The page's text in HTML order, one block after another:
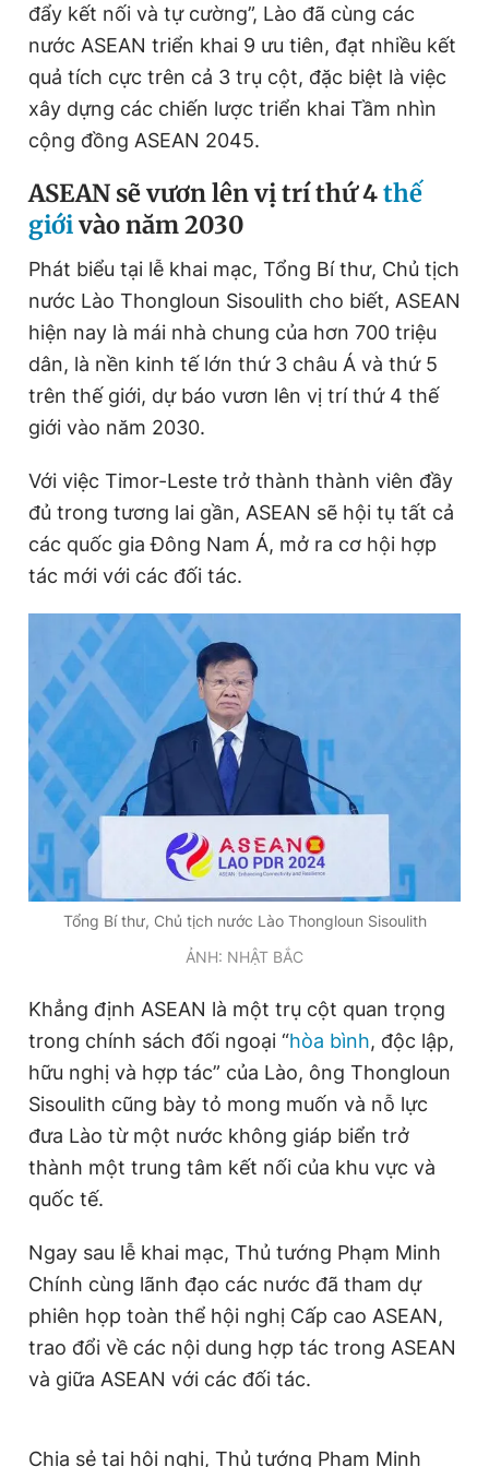
Giấy phép xuất bản số 110/GP - BTTTT cấp ngày 24.3.2020
© 2003-2026 Bản quyền thuộc về Báo Thanh Niên. Cấm sao
chép dưới mọi hình thức nếu không có sự chấp thuận bằng văn
bản. Phát triển bởi ePi Technologies, JSC.
đẩy kết nối và tự cường”, Lào đã cùng các
nước ASEAN triển khai 9 ưu tiên, đạt nhiều kết
quả tích cực trên cả 3 trụ cột, đặc biệt là việc
xây dựng các chiến lược triển khai Tầm nhìn
cộng đồng ASEAN 2045.
ASEAN sẽ vươn lên vị trí thứ 4thế
giớivào năm 2030
Phát biểu tại lễ khai mạc, Tổng Bí thư, Chủ tịch
nước Lào Thongloun Sisoulith cho biết, ASEAN
hiện nay là mái nhà chung của hơn 700 triệu
dân, là nền kinh tế lớn thứ 3 châu Á và thứ 5
trên thế giới, dự báo vươn lên vị trí thứ 4 thế
giới vào năm 2030.
Với việc Timor-Leste trở thành thành viên đầy
đủ trong tương lai gần, ASEAN sẽ hội tụ tất cả
các quốc gia Đông Nam Á, mở ra cơ hội hợp
tác mới với các đối tác.
Tổng Bí thư, Chủ tịch nước Lào Thongloun Sisoulith
ẢNH: NHẬT BẮC
Khẳng định ASEAN là một trụ cột quan trọng
trong chính sách đối ngoại “hòa bình, độc lập,
hữu nghị và hợp tác” của Lào, ông Thongloun
Sisoulith cũng bày tỏ mong muốn và nỗ lực
đưa Lào từ một nước không giáp biển trở
thành một trung tâm kết nối của khu vực và
quốc tế.
Ngay sau lễ khai mạc, Thủ tướng Phạm Minh
Chính cùng lãnh đạo các nước đã tham dự
phiên họp toàn thể hội nghị Cấp cao ASEAN,
trao đổi về các nội dung hợp tác trong ASEAN
và giữa ASEAN với các đối tác.
Chia sẻ tại hội nghị, Thủ tướng Phạm Minh